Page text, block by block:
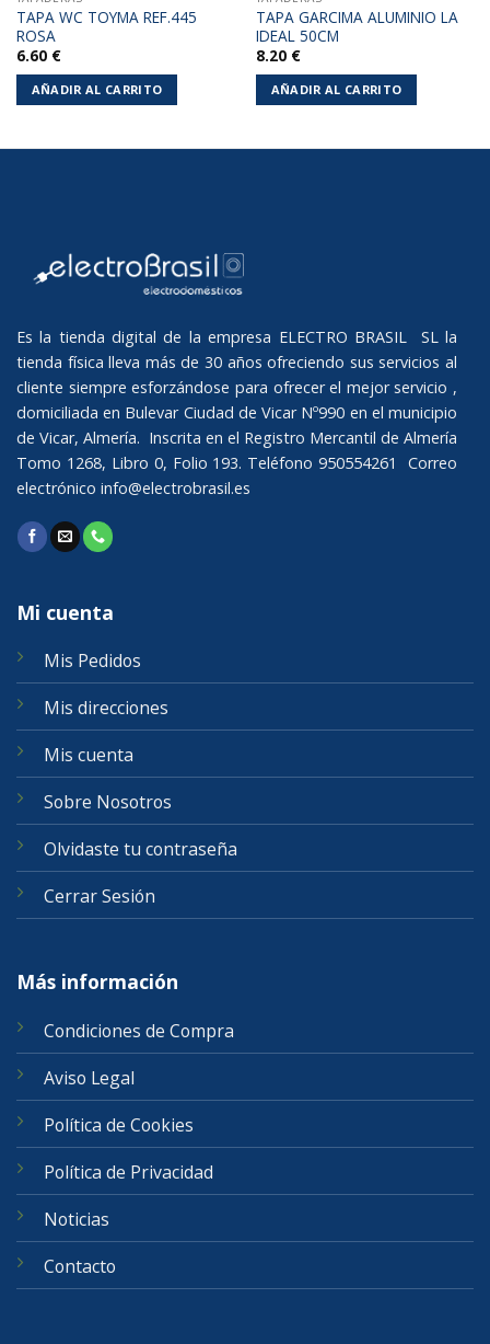
TAPA WC TOYMA REF.445
ROSA
6.60 €
AÑADIR AL CARRITO
TAPA GARCIMA ALUMINIO LA
IDEAL 50CM
8.20 €
AÑADIR AL CARRITO
Es la tienda digital de la empresa ELECTRO BRASIL SL la
tienda física lleva más de 30 años ofreciendo sus servicios al
cliente siempre esforzándose para ofrecer el mejor servicio ,
domiciliada en Bulevar Ciudad de Vicar Nº990 en el municipio
de Vicar, Almería. Inscrita en el Registro Mercantil de Almería
Tomo 1268, Libro 0, Folio 193. Teléfono 950554261 Correo
electrónico info@electrobrasil.es
Mi cuenta
Mis Pedidos
Mis direcciones
Mis cuenta
Sobre Nosotros
Olvidaste tu contraseña
Cerrar Sesión
Más información
Condiciones de Compra
Aviso Legal
Política de Cookies
Política de Privacidad
Noticias
Contacto